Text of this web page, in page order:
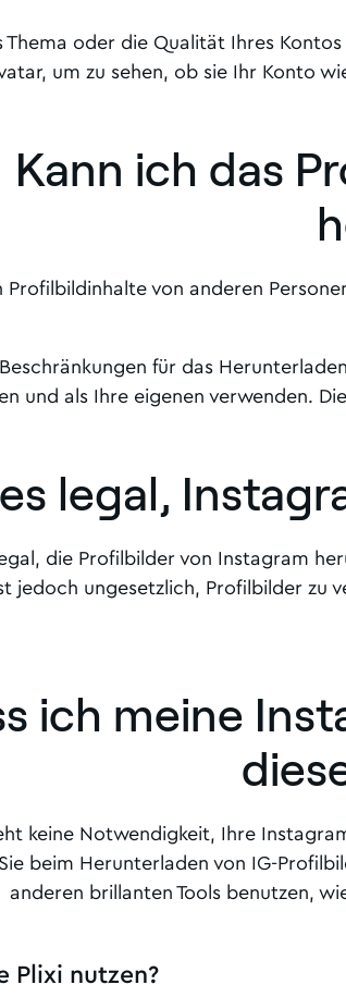
Thema oder die Qualität Ihres
um zu sehen, ob sie Ihr Konto
Kann ich das
Profilbildinhalte von anderen
für das
und als Ihre eigenen verwenden.
legal,
die Profilbilder von Instagram
jedoch ungesetzlich, Profilbilder zu
ich meine
keine Notwendigkeit, Ihre
beim Herunterladen von IG-
anderen brillanten Tools benutzen,
Plixi nutzen?